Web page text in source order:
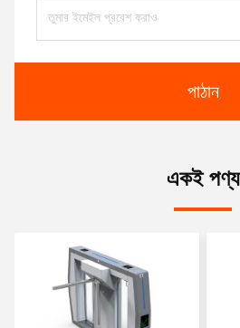
পাঠান
একই পণ্য